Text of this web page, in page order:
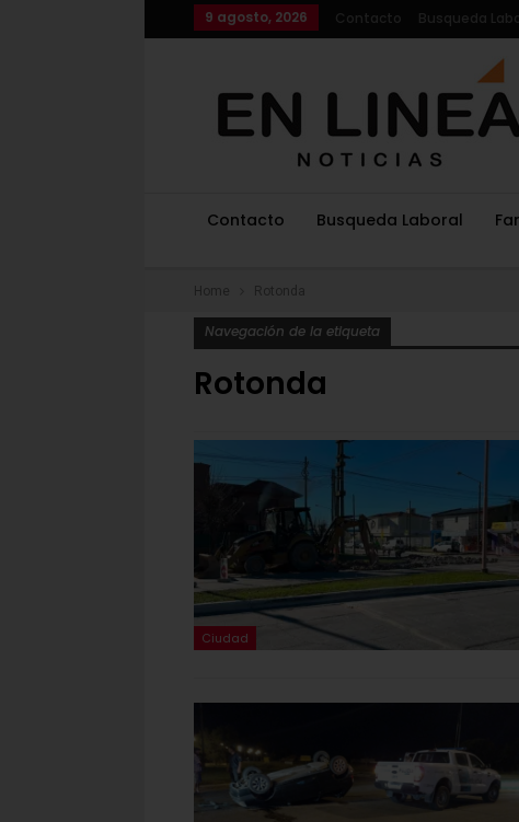
9 agosto, 2026 Contacto Busqueda
Contacto Busqueda Laboral
Home Rotonda
Navegación de la etiqueta
Rotonda
Ciudad